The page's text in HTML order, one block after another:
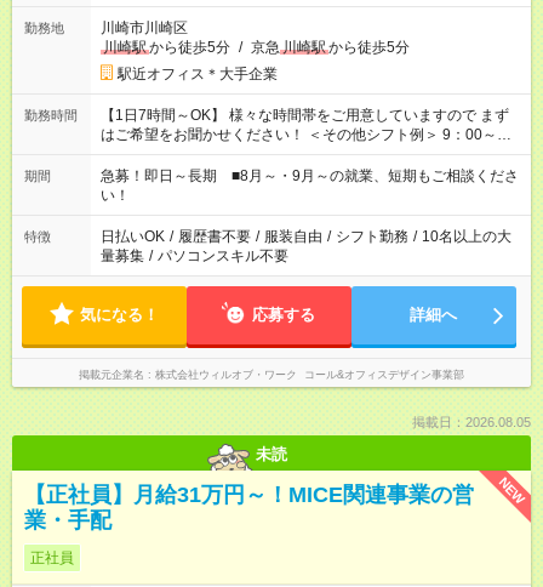
勤務地
川崎市川崎区
川崎駅から徒歩5分 / 京急 川崎駅から徒歩5分
駅近オフィス＊大手企業
勤務時間
【1日7時間～OK】 様々な時間帯をご用意していますので まず
はご希望をお聞かせください！ ＜その他シフト例＞ 9：00～
17：00 11：00～20：00 などなど！その他のお時間もOKです！
期間
急募！即日～長期 ■8月～・9月～の就業、短期もご相談くださ
い！
特徴 日払いOK / 履歴書不要 / 服装自由 / シフト勤務 / 10名以上の大
量募集 / パソコンスキル不要
気になる！ 応募する 詳細へ
掲載元企業名 株式会社ウィルオブ・ワーク コール&オフィスデザイン事業部
掲載日：2026.08.05
未読
NEW
【正社員】月給31万円～！MICE関連事業の営
業・手配
正社員